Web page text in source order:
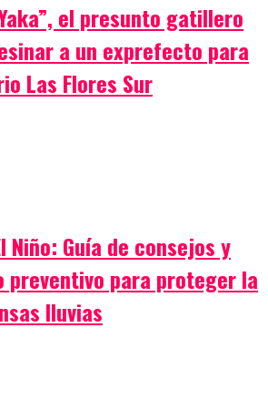
el presunto gatillero
a un exprefecto para
Las Flores Sur
Niño: Guía de consejos y
preventivo para proteger la
lluvias